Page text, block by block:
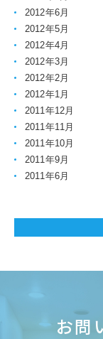
2012年6月
2012年5月
2012年4月
2012年3月
2012年2月
2012年1月
2011年12月
2011年11月
2011年10月
2011年9月
2011年6月
お問